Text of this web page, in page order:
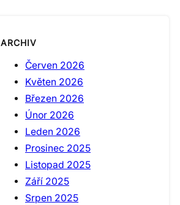
ARCHIV
Červen 2026
Květen 2026
Březen 2026
Únor 2026
Leden 2026
Prosinec 2025
Listopad 2025
Září 2025
Srpen 2025